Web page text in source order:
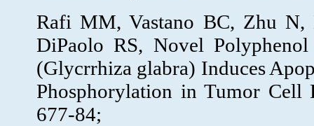
Rafi MM, Vastano BC, Zhu
DiPaolo RS, Novel
(Glycrrhiza glabra) Induces
Phosphorylation in Tumor Cell
677-84;